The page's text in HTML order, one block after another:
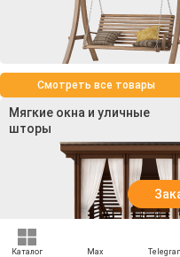
Смотреть все товары
Мягкие окна и уличные
шторы
Каталог Max